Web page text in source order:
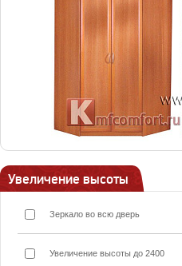
Увеличение высоты
Зеркало во всю дверь
Увеличение высоты до 2400